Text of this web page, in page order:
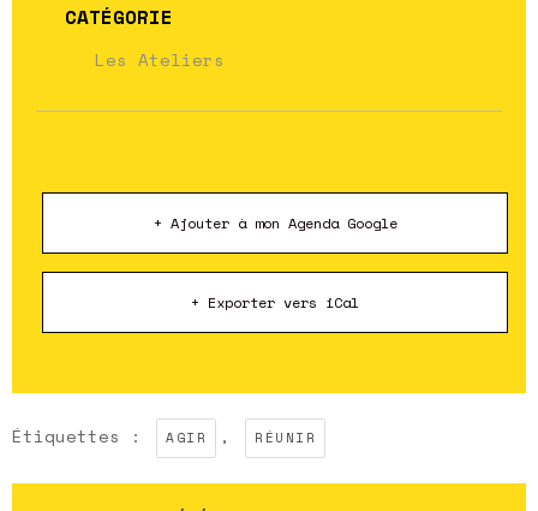
CATÉGORIE
Les Ateliers
+ Ajouter à mon Agenda Google
+ Exporter vers iCal
Étiquettes : AGIR , RÉUNIR